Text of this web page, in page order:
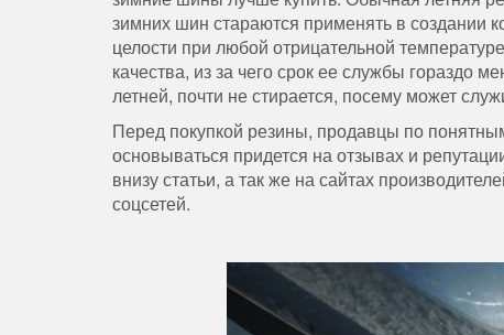
зимних шин стараются применять в создании
целости при любой отрицательной
качества, из за чего срок ее службы гораздо
летней, почти не стирается, посему может
Перед покупкой резины, продавцы по
основываться придется на отзывах и
внизу статьи, а так же на сайтах
соцсетей.